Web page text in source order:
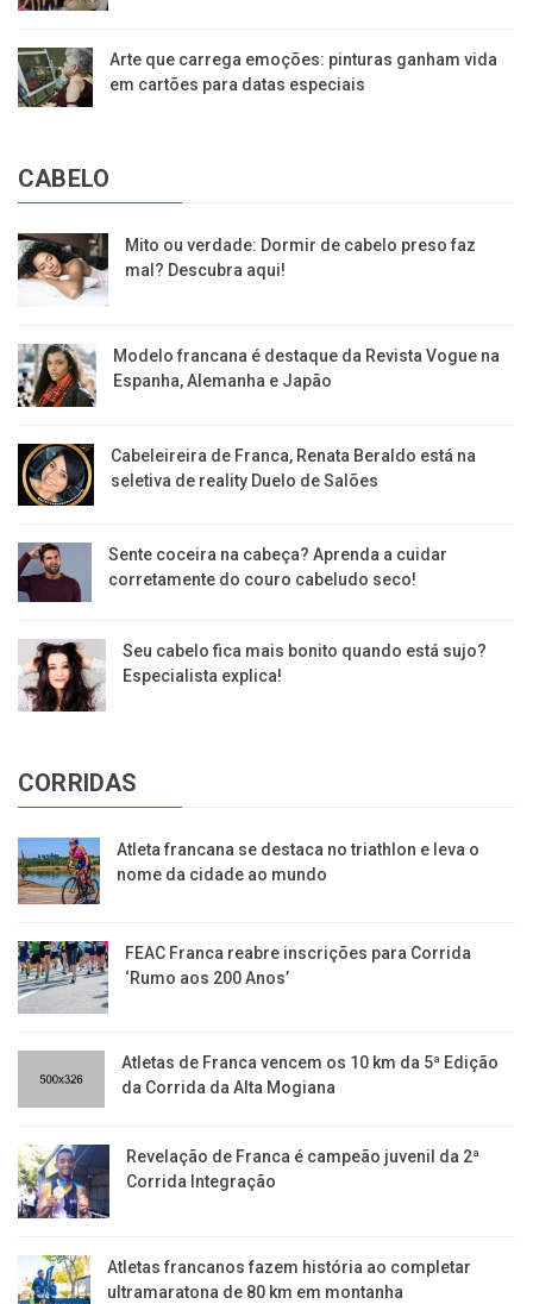
Arte que carrega emoções: pinturas ganham vida
em cartões para datas especiais
CABELO
Mito ou verdade: Dormir de cabelo preso faz
mal? Descubra aqui!
Modelo francana é destaque da Revista Vogue na
Espanha, Alemanha e Japão
Cabeleireira de Franca, Renata Beraldo está na
seletiva de reality Duelo de Salões
Sente coceira na cabeça? Aprenda a cuidar
corretamente do couro cabeludo seco!
Seu cabelo fica mais bonito quando está sujo?
Especialista explica!
CORRIDAS
Atleta francana se destaca no triathlon e leva o
nome da cidade ao mundo
FEAC Franca reabre inscrições para Corrida
‘Rumo aos 200 Anos’
Atletas de Franca vencem os 10 km da 5ª Edição
da Corrida da Alta Mogiana
Revelação de Franca é campeão juvenil da 2ª
Corrida Integração
Atletas francanos fazem história ao completar
ultramaratona de 80 km em montanha